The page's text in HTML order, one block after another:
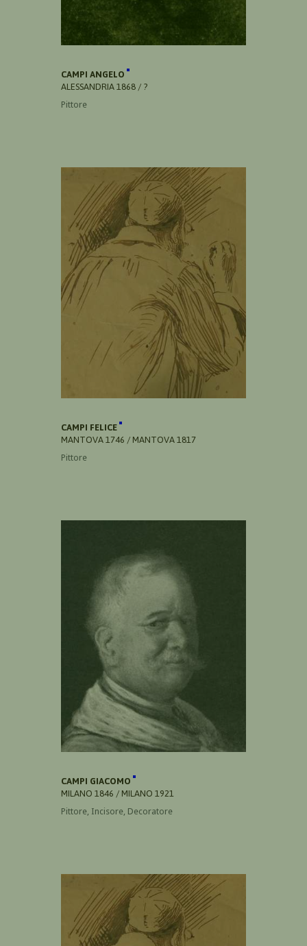
CAMPI ANGELO
ALESSANDRIA 1868 / ?
Pittore
CAMPI FELICE
MANTOVA 1746 / MANTOVA 1817
Pittore
CAMPI GIACOMO
MILANO 1846 / MILANO 1921
Pittore, Incisore, Decoratore